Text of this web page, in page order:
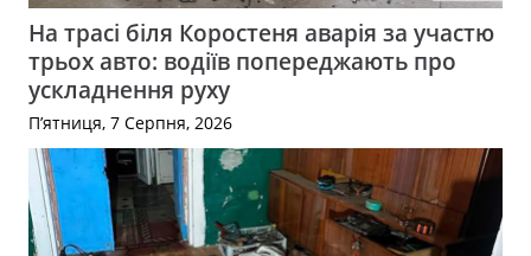
На трасі біля Коростеня аварія за участю
трьох авто: водіїв попереджають про
ускладнення руху
П’ятниця, 7 Серпня, 2026